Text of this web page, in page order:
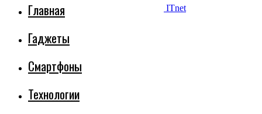
ITnet
Главная
Гаджеты
Смартфоны
Технологии